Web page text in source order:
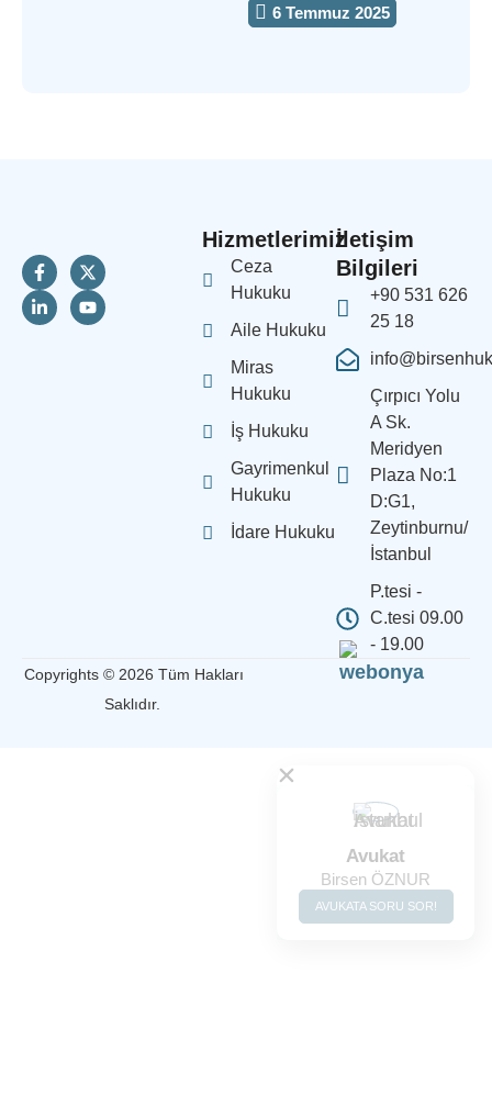
6 Temmuz 2025
Hizmetlerimiz
Ceza
Hukuku
Aile Hukuku
Miras
Hukuku
İş Hukuku
Gayrimenkul
Hukuku
İdare Hukuku
İletişim
Bilgileri
+90 531 626
25 18
Çırpıcı Yolu
A Sk.
Meridyen
Plaza No:1
D:G1,
Zeytinburnu/
İstanbul
P.tesi -
C.tesi 09.00
- 19.00
Copyrights © 2026 Tüm Hakları
Saklıdır.
Avukat
Birsen ÖZNUR
AVUKATA SORU SOR!